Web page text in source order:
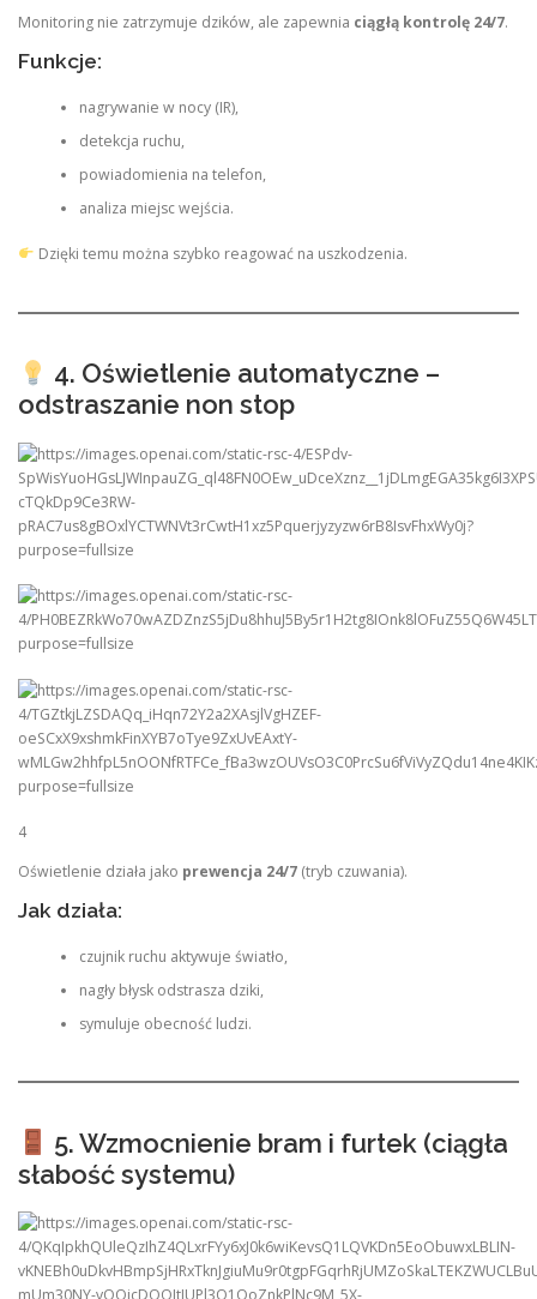
Monitoring nie zatrzymuje dzików, ale zapewnia ciągłą kontrolę 24/7.
Funkcje:
nagrywanie w nocy (IR),
detekcja ruchu,
powiadomienia na telefon,
analiza miejsc wejścia.
Dzięki temu można szybko reagować na uszkodzenia.
4. Oświetlenie automatyczne –
odstraszanie non stop
4
Oświetlenie działa jako prewencja 24/7 (tryb czuwania).
Jak działa:
czujnik ruchu aktywuje światło,
nagły błysk odstrasza dziki,
symuluje obecność ludzi.
5. Wzmocnienie bram i furtek (ciągła
słabość systemu)